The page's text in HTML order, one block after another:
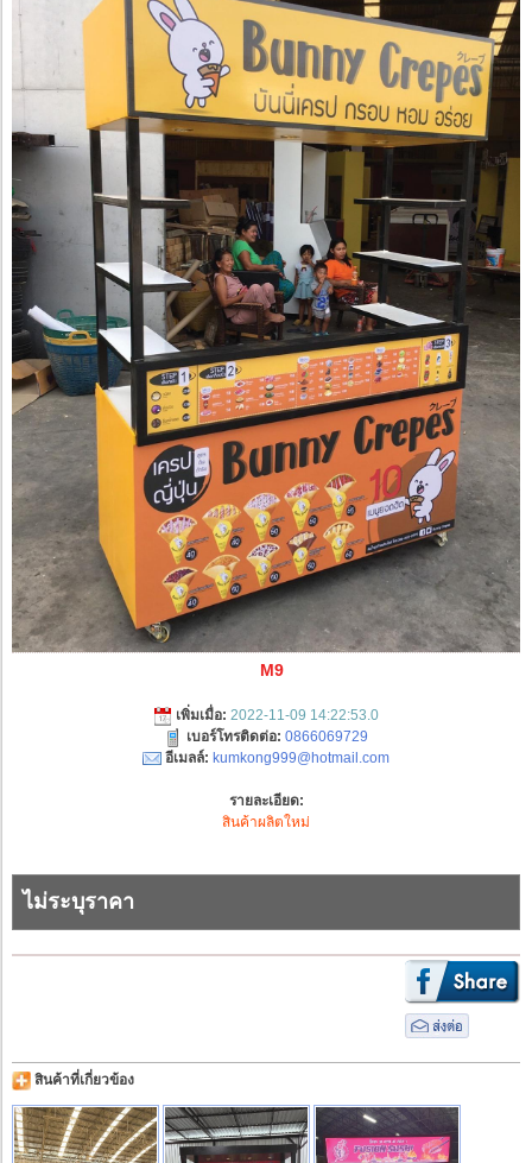
M9
เพิ่มเมื่อ: 2022-11-09 14:22:53.0
เบอร์โทรติดต่อ: 0866069729
อีเมลล์: kumkong999@hotmail.com
รายละเอียด:
สินค้าผลิตใหม่
ไม่ระบุราคา
สินค้าที่เกี่ยวข้อง